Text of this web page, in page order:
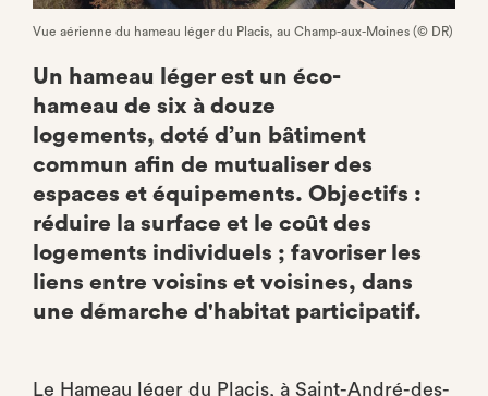
Vue aérienne du hameau léger du Placis, au Champ-aux-Moines (© DR)
Un hameau léger est un éco-
hameau de six à douze
logements, doté d’un bâtiment
commun afin de mutualiser des
espaces et équipements. Objectifs :
réduire la surface et le coût des
logements individuels ; favoriser les
liens entre voisins et voisines, dans
une démarche d'habitat participatif.
Le Hameau léger du Placis, à Saint-André-des-